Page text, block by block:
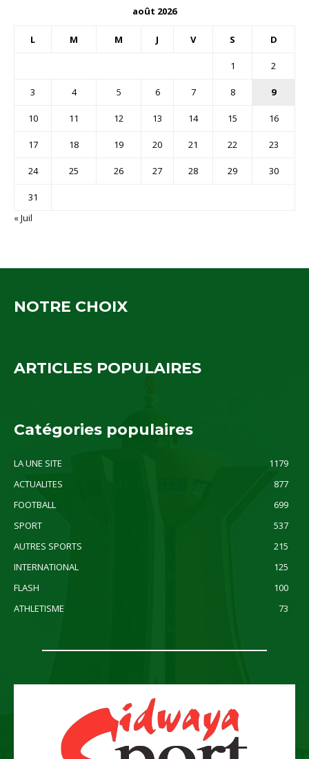
août 2026
L M M J V S D
1 2
3 4 5 6 7 8 9
10 11 12 13 14 15 16
17 18 19 20 21 22 23
24 25 26 27 28 29 30
31
« Juil
NOTRE CHOIX
ARTICLES POPULAIRES
Catégories populaires
LA UNE SITE
1179
ACTUALITES
877
FOOTBALL
699
SPORT
537
AUTRES SPORTS
215
INTERNATIONAL
125
FLASH
100
ATHLETISME
73